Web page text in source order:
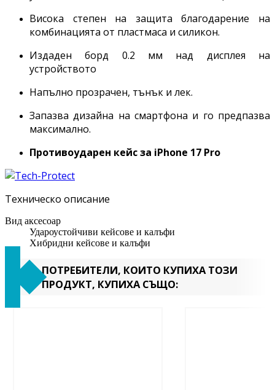
Висока степен на защита благодарение на
комбинацията от пластмаса и силикон.
Издаден борд 0.2 мм над дисплея на
устройството
Напълно прозрачен, тънък и лек.
Запазва дизайна на смартфона и го предпазва
максимално.
Противоударен кейс за iPhone 17 Pro
Техническо описание
Вид аксесоар
Удароустойчиви кейсове и калъфи
Хибридни кейсове и калъфи
ПОТРЕБИТЕЛИ, КОИТО КУПИХА ТОЗИ
ПРОДУКТ, КУПИХА СЪЩО: